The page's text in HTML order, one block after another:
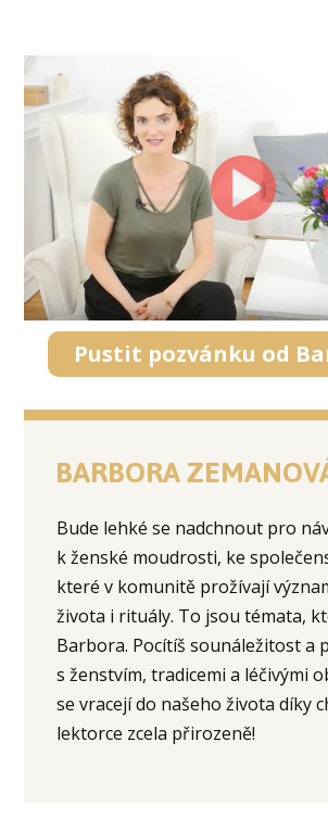
Pustit pozvánku od
BARBORA
Bude lehké se nadchnout pro
k ženské moudrosti, ke
které v komunitě prožívají
života i rituály. To jsou témata,
Barbora. Pocítíš sounáležitost a
s ženstvím, tradicemi a léčivými
se vracejí do našeho života díky
lektorce zcela přirozeně!